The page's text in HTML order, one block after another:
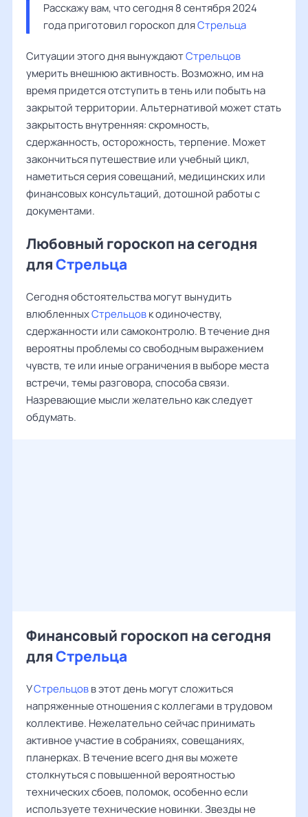
Расскажу вам, что сегодня 8 сентября 2024
года приготовил гороскоп для Стрельца
Ситуации этого дня вынуждаютСтрельцов
умерить внешнюю активность. Возможно, им на
время придется отступить в тень или побыть на
закрытой территории. Альтернативой может стать
закрытость внутренняя: скромность,
сдержанность, осторожность, терпение. Может
закончиться путешествие или учебный цикл,
наметиться серия совещаний, медицинских или
финансовых консультаций, дотошной работы с
документами.
Любовный гороскоп на сегодня
дляСтрельца
Сегодня обстоятельства могут вынудить
влюбленныхСтрельцовк одиночеству,
сдержанности или самоконтролю. В течение дня
вероятны проблемы со свободным выражением
чувств, те или иные ограничения в выборе места
встречи, темы разговора, способа связи.
Назревающие мысли желательно как следует
обдумать.
Финансовый гороскоп на сегодня
дляСтрельца
УСтрельцовв этот день могут сложиться
напряженные отношения с коллегами в трудовом
коллективе. Нежелательно сейчас принимать
активное участие в собраниях, совещаниях,
планерках. В течение всего дня вы можете
столкнуться с повышенной вероятностью
технических сбоев, поломок, особенно если
используете технические новинки. Звезды не